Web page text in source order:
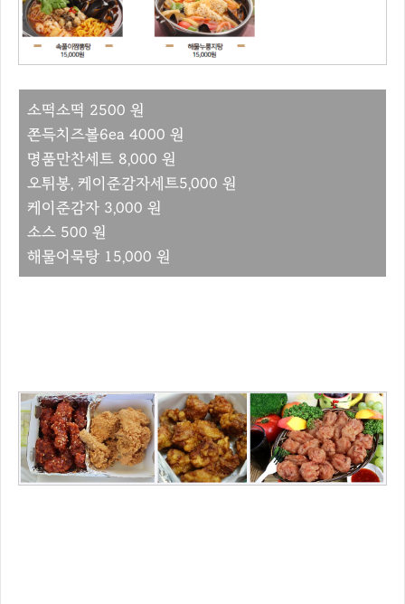
소떡소떡 2500 원
쫀득치즈볼6ea 4000 원
명품만찬세트 8,000 원
오튀봉, 케이준감자세트5,000 원
케이준감자 3,000 원
소스 500 원
해물어묵탕 15,000 원